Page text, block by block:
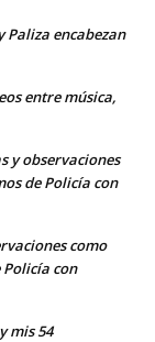
Paliza encabezan
entre música,
y observaciones
de Policía con
como
con
mis 54